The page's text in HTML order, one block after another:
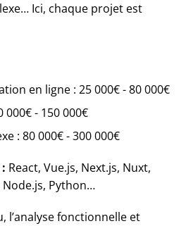
Ici, chaque projet est
en ligne : 25 000€ - 80 000€
000€ - 150 000€
: 80 000€ - 300 000€
React, Vue.js, Next.js, Nuxt,
Python…
l’analyse fonctionnelle et